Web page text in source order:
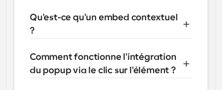
Qu'est-ce qu'un embed contextuel
?
Comment fonctionne l'intégration
du popup via le clic sur l'élément ?